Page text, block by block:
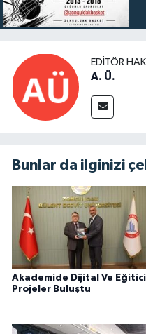
EDITÖR
A. Ü.
Bunlar da ilginizi
Akademide Dijital Ve Eğitici
Projeler Buluştu